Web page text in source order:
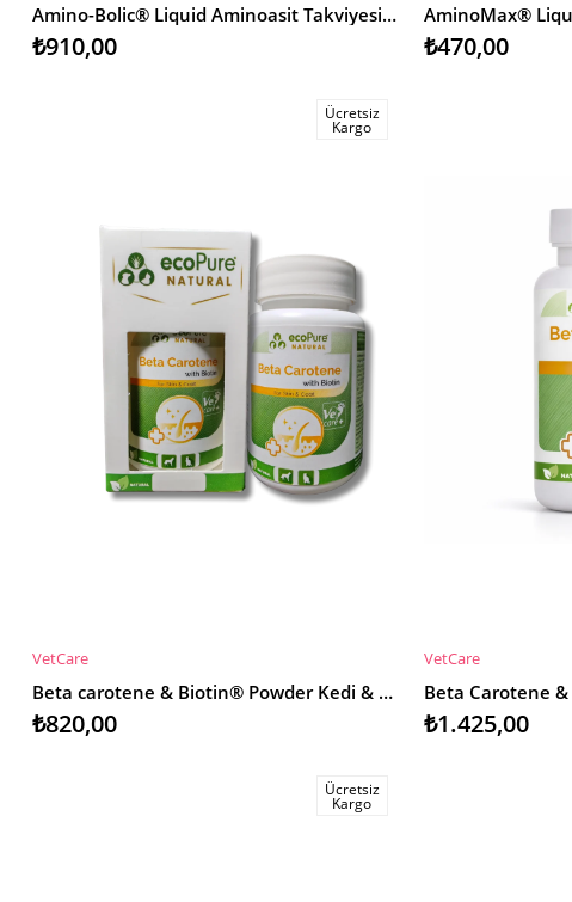
Amino-Bolic® Liquid Aminoasit Takviyesi Dog 120ml
₺910,00 ₺470,00
SEPETE EKLE
Ücretsiz
Kargo
VetCare
Beta carotene & Biotin® Powder Kedi & Köpek Deri - Tüy Bakım Desteği
₺820,00
SEPETE EKLE
VetCare
₺1.425,00
Ücretsiz
Kargo